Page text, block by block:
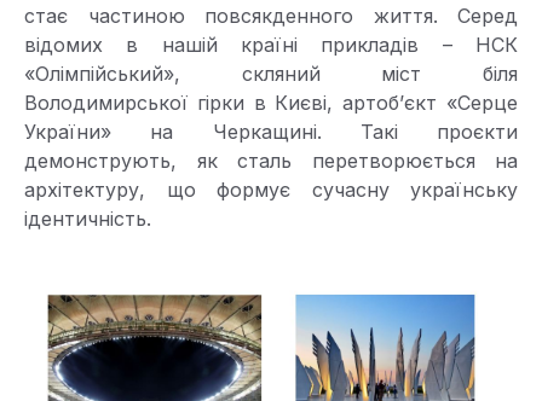
стає частиною повсякденного життя. Серед
відомих в нашій країні прикладів – НСК
«Олімпійський», скляний міст біля
Володимирської гірки в Києві, артоб’єкт «Серце
України» на Черкащині. Такі проєкти
демонструють, як сталь перетворюється на
архітектуру, що формує сучасну українську
ідентичність.